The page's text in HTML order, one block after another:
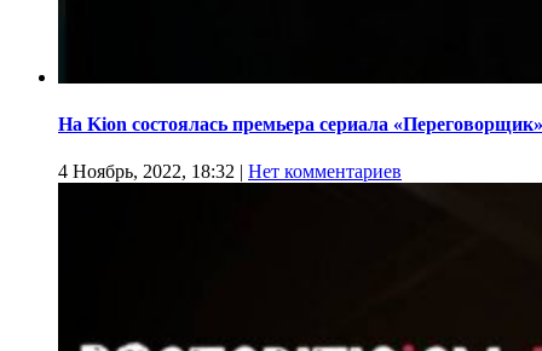
На Kion состоялась премьера сериала «Переговорщик»
4 Ноябрь, 2022, 18:32 | Нет комментариев